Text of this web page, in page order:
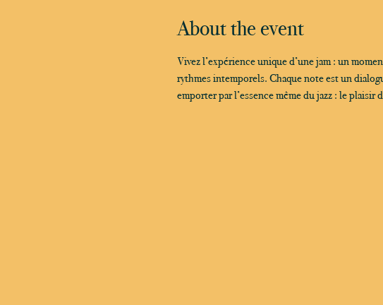
About the event
Vivez l’expérience unique d’une jam : un
rythmes intemporels. Chaque note est un
emporter par l’essence même du jazz : le plaisir